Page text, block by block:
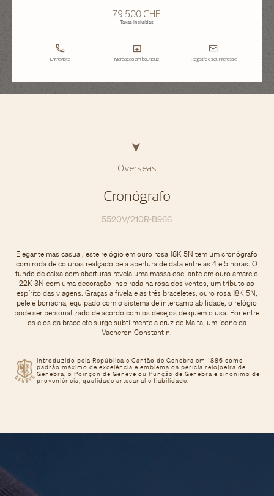
79 500 CHF
Taxas incluídas
Entrevista Marcação em boutique Registre o seu interesse
Overseas
Cronógrafo
5520V/210R-B966
Introduzido pela República e Cantão de Genebra em 1886 como
padrão máximo de excelência e emblema da perícia relojoeira de
Genebra, o Poinçon de Genève ou Punção de Genebra é sinónimo de
proveniência, qualidade artesanal e fiabilidade.
Elegante mas casual, este relógio em ouro rosa 18K 5N tem um cronógrafo
com roda de colunas realçado pela abertura de data entre as 4 e 5 horas. O
fundo de caixa com aberturas revela uma massa oscilante em ouro amarelo
22K 3N com uma decoração inspirada na rosa dos ventos, um tributo ao
espírito das viagens. Graças à fivela e às três braceletes, ouro rosa 18K 5N,
pele e borracha, equipado com o sistema de intercambiabilidade, o relógio
pode ser personalizado de acordo com os desejos de quem o usa. Por entre
os elos da bracelete surge subtilmente a cruz de Malta, um ícone da
Vacheron Constantin.